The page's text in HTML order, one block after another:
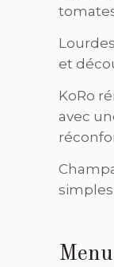
et
KoRo
avec
Menu